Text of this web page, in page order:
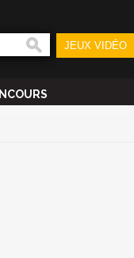
JEUX VIDÉO